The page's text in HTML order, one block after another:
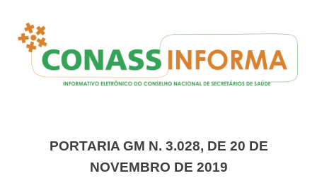
PORTARIA GM N. 3.028, DE 20 DE
NOVEMBRO DE 2019